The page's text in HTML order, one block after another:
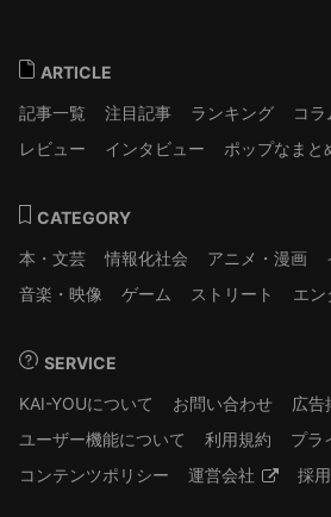
ARTICLE
記事一覧
注目記事 ランキング コラ
レビュー
インタビュー ポップなまと
CATEGORY
本・文芸
情報化社会 アニメ・漫画
音楽・映像
ゲーム ストリート エン
SERVICE
KAI-YOUについて
お問い合わせ
広告
ユーザー機能について
利用規約
プラ
コンテンツポリシー
運営会社 採